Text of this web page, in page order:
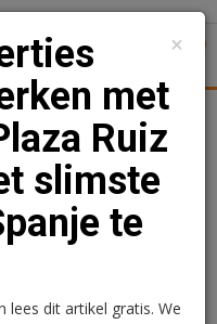
gaat
EDGE
Picasso
×
met
Ruiz
slimste
te
lees dit artikel gratis. We